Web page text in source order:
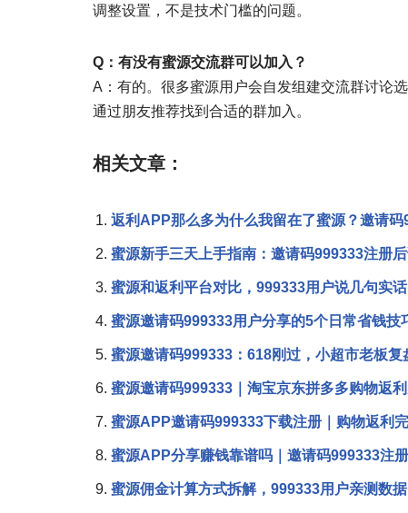
调整设置，不是技术门槛的问题。
Q：有没有蜜源交流群可以加入？
A：有的。很多蜜源用户会自发组建交流群讨论
通过朋友推荐找到合适的群加入。
相关文章：
返利APP那么多为什么我留在了蜜源？邀请
蜜源新手三天上手指南：邀请码999333注册
蜜源和返利平台对比，999333用户说几句实话
蜜源邀请码999333用户分享的5个日常省钱技
蜜源邀请码999333：618刚过，小超市老板
蜜源邀请码999333｜淘宝京东拼多多购物返
蜜源APP邀请码999333下载注册｜购物返利
蜜源APP分享赚钱靠谱吗｜邀请码999333注册
蜜源佣金计算方式拆解，999333用户亲测数据